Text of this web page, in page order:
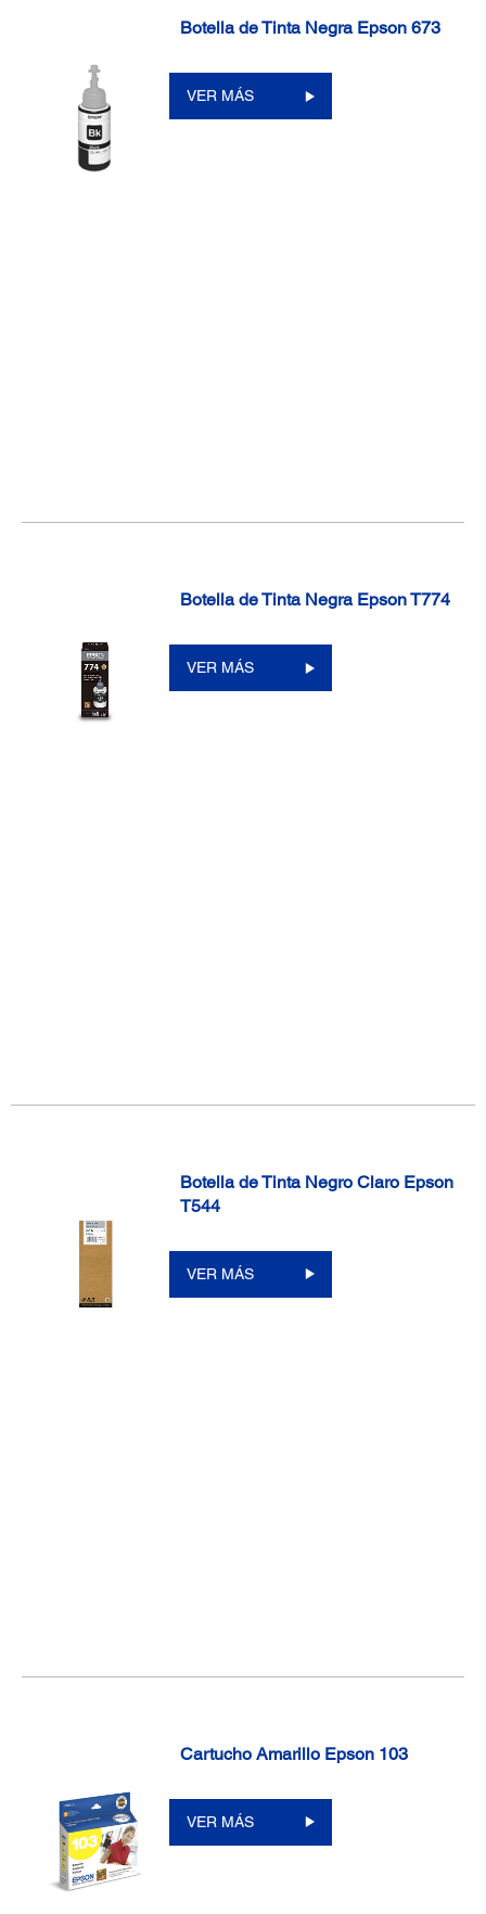
Botella de Tinta Negra Epson 673
VER MÁS
Botella de Tinta Negra Epson T774
VER MÁS
Botella de Tinta Negro Claro Epson
T544
VER MÁS
Cartucho Amarillo Epson 103
VER MÁS